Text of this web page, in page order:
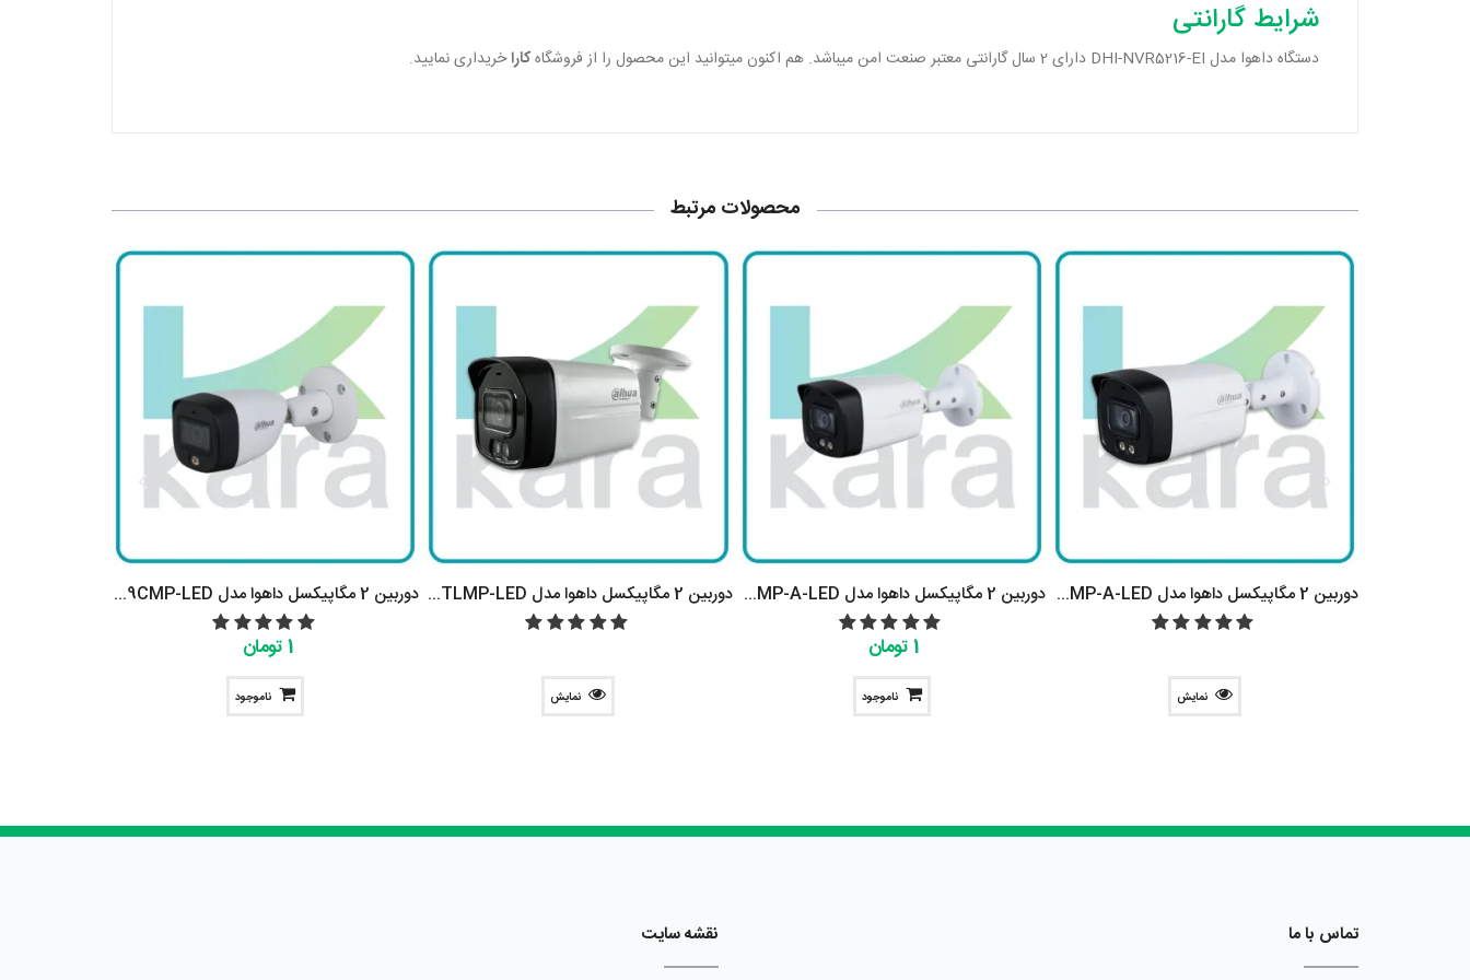
شرایط گارانتی
دستگاه داهوا مدل DHI-NVR5216-EI دارای 2 سال گارانتی معتبر صنعت امن میباشد. هم اکنون میتوانید این محصول را از فروشگاه کاراخریداری نمایید.
محصولات مرتبط
دوربین 2 مگاپیکسل داهوا مدل DH-HAC-HFW1209TLMP-A-LED
نمایش
دوربين 2 مگاپيکسل داهوا مدل DH-HAC-HFW1239TLMP-A-LED
1 تومان
ناموجود
دوربین 2 مگاپیکسل داهوا مدل DH-HAC-HFW1209TLMP-LED
نمایش
دوربين 2 مگاپيکسل داهوا مدل DH-HAC-HFW1209CMP-LED
1 تومان
ناموجود
تماس با ما نقشه سایت